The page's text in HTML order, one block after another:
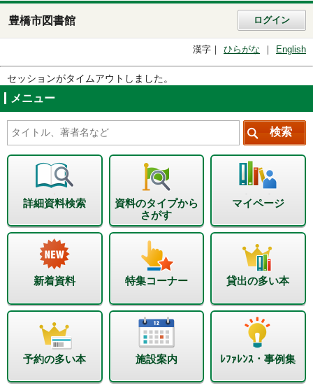
豊橋市図書館 ログイン
漢字 ひらがな English
セッションがタイムアウトしました。
メニュー
詳細資料検索
資料のタイプから
さがす
マイページ
新着資料 特集コーナー 貸出の多い本
予約の多い本 施設案内 ﾚﾌｧﾚﾝｽ・事例集